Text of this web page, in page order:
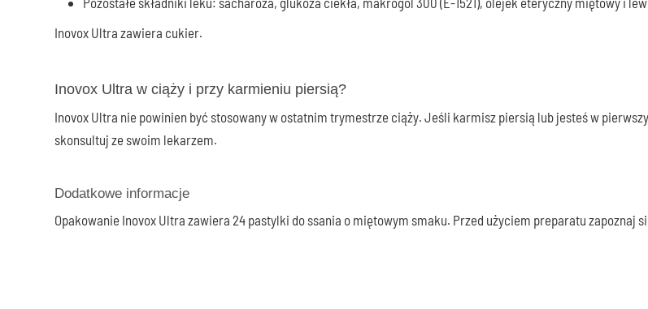
Inovox Ultra zawiera cukier.
Inovox Ultra w ciąży i przy karmieniu piersią?
Inovox Ultra nie powinien być stosowany w ostatnim trymestrze ciąży. Jeśli karmisz piersią lub jesteś w
skonsultuj ze swoim lekarzem.
Dodatkowe informacje
Opakowanie Inovox Ultra zawiera 24 pastylki do ssania o miętowym smaku. Przed użyciem preparatu zapoznaj